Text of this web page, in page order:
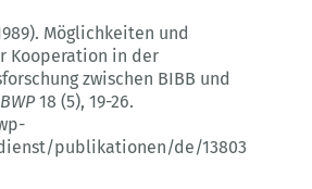
Möglichkeiten und
Kooperation in der
zwischen BIBB und
BWP18 (5), 19-26.
publikationen/de/13803